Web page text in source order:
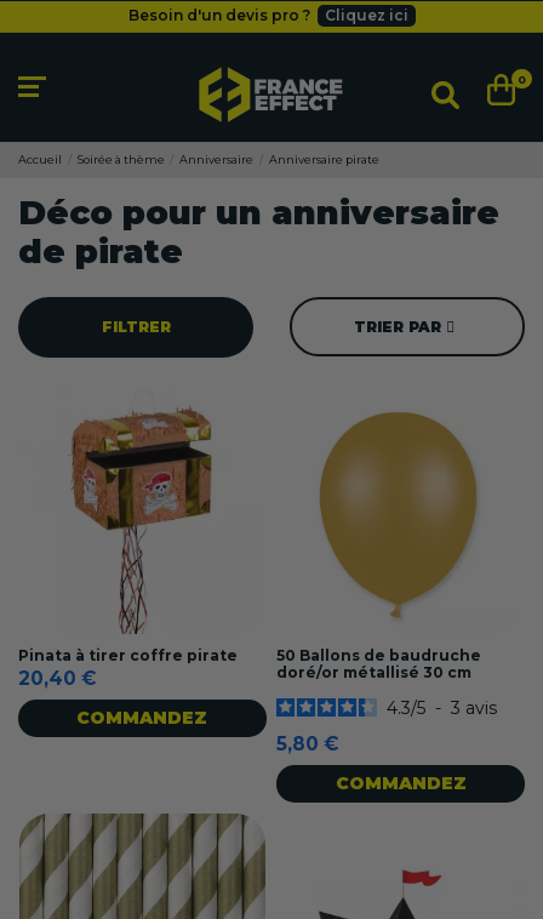
Besoin d'un devis pro ?
Cliquez ici
Besoin d'un devis pro ? Cliquez ici
Livraison gratuite dès 49
0
Accueil Soirée à thème Anniversaire Anniversaire pirate
Déco pour un anniversaire
de pirate
FILTRER TRIER PAR
Pinata à tirer coffre pirate
20,40 €
COMMANDEZ
50 Ballons de baudruche
doré/or métallisé 30 cm
4.3/5 - 3 avis
5,80 €
COMMANDEZ